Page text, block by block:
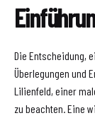
Die Entscheidung,
Überlegungen und
Lilienfeld, einer
zu beachten. Eine